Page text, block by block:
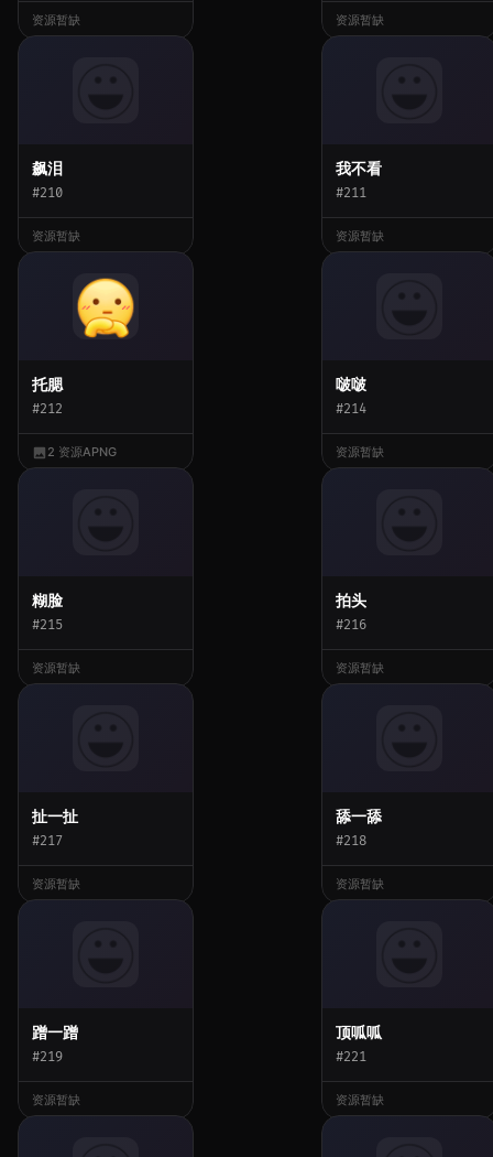
资源暂缺 资源暂缺
飙泪
#210
资源暂缺
我不看
#211
资源暂缺
托腮
#212
2 资源APNG
啵啵
#214
资源暂缺
糊脸
#215
资源暂缺
拍头
#216
资源暂缺
扯一扯
#217
资源暂缺
舔一舔
#218
资源暂缺
蹭一蹭
#219
资源暂缺
顶呱呱
#221
资源暂缺